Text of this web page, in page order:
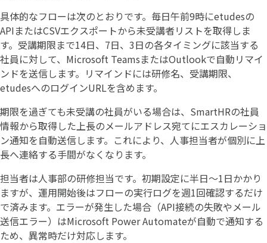
具体的なフローは次のとおりです。毎日午前9時にetudesの
APIまたはCSVエクスポートから未受講者リストを取得しま
す。受講期限まで14日、7日、3日の各タイミングに該当する
社員に対して、Microsoft TeamsまたはOutlookで自動リマイ
ンドを送信します。リマインドには研修名、受講期限、
etudesへのログインURLを含めます。
期限を過ぎても未受講の社員がいる場合は、SmartHRの社員
情報から取得した上長のメールアドレス宛てにエスカレーショ
ン通知を自動送信します。これにより、人事担当者が個別に上
長へ連絡する手間がなくなります。
担当者は人事部の研修担当です。初期設定に半日〜1日かかり
ますが、運用開始後はフローの実行ログを週1回確認するだけ
で済みます。エラーが発生した場合（API接続の失敗やメール
送信エラー）はMicrosoft Power Automateが自動で通知する
ため、異常時だけ対応します。